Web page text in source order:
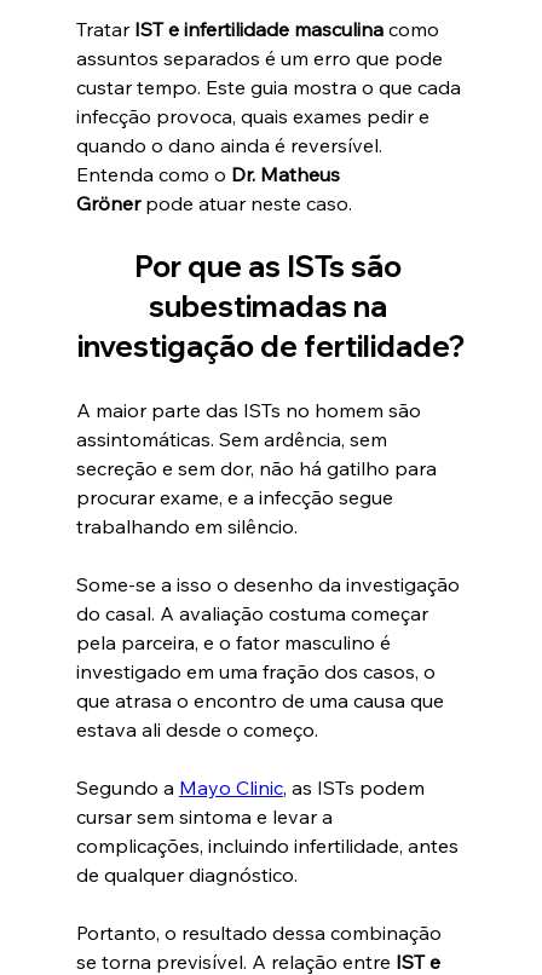
Tratar IST e infertilidade masculina como
assuntos separados é um erro que pode
custar tempo. Este guia mostra o que cada
infecção provoca, quais exames pedir e
quando o dano ainda é reversível.
Entenda como o Dr. Matheus
Gröner pode atuar neste caso.
Por que as ISTs são
subestimadas na
investigação de fertilidade?
A maior parte das ISTs no homem são
assintomáticas. Sem ardência, sem
secreção e sem dor, não há gatilho para
procurar exame, e a infecção segue
trabalhando em silêncio.
Some-se a isso o desenho da investigação
do casal. A avaliação costuma começar
pela parceira, e o fator masculino é
investigado em uma fração dos casos, o
que atrasa o encontro de uma causa que
estava ali desde o começo.
Segundo a Mayo Clinic, as ISTs podem
cursar sem sintoma e levar a
complicações, incluindo infertilidade, antes
de qualquer diagnóstico.
Portanto, o resultado dessa combinação
se torna previsível. A relação entre IST e